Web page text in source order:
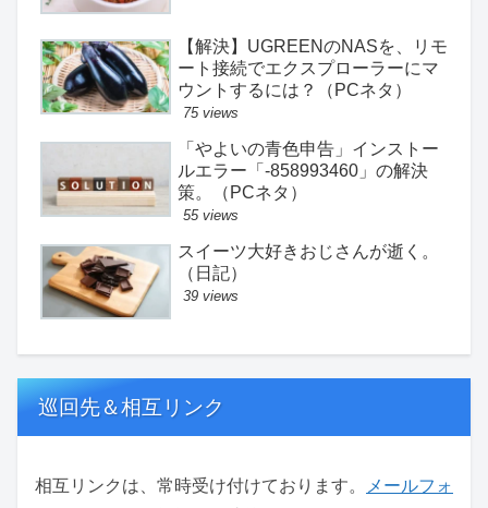
【解決】UGREENのNASを、リモ
ート接続でエクスプローラーにマ
ウントするには？（PCネタ）
75 views
「やよいの青色申告」インストー
ルエラー「-858993460」の解決
策。（PCネタ）
55 views
スイーツ大好きおじさんが逝く。
（日記）
39 views
巡回先＆相互リンク
相互リンクは、常時受け付けております。
メールフォ